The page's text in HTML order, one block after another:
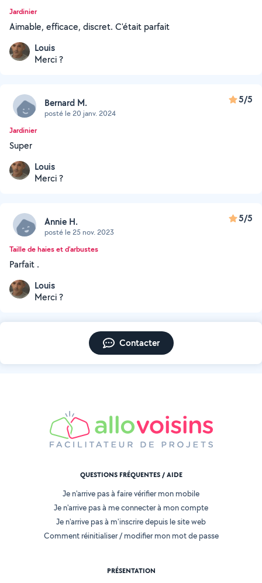
Jardinier
Aimable, efficace, discret. C'était parfait
Louis
Merci ?
Bernard M.
posté le 20 janv. 2024
5/5
Jardinier
Super
Louis
Merci ?
Annie H.
posté le 25 nov. 2023
5/5
Taille de haies et d'arbustes
Parfait .
Louis
Merci ?
Contacter
QUESTIONS FRÉQUENTES / AIDE
Je n'arrive pas à faire vérifier mon mobile
Je n'arrive pas à me connecter à mon compte
Je n'arrive pas à m'inscrire depuis le site web
Comment réinitialiser / modifier mon mot de passe
PRÉSENTATION